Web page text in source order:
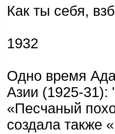
Как ты себя,
1932
Одно время
Азии (1925-31):
«Песчаный
создала также